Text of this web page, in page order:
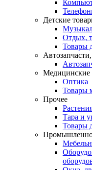
Детские
Отдых,
Товары
Медицинские
Оптика
Товары
Прочее
Тара и
Товары